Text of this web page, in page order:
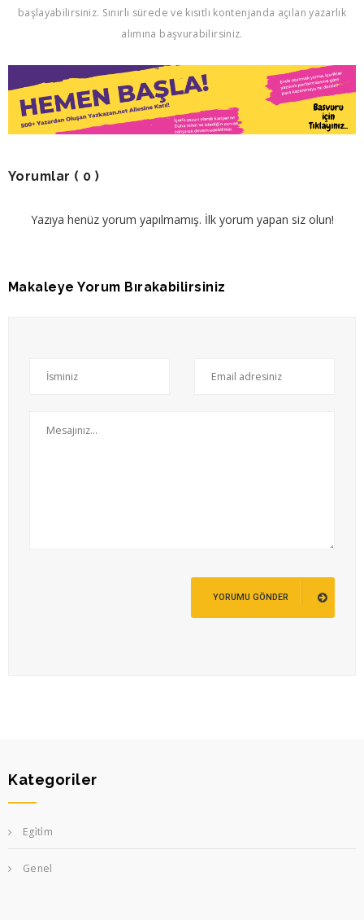
başlayabilirsiniz. Sınırlı sürede ve kısıtlı kontenjanda açılan yazarlık
alımına başvurabilirsiniz.
Yorumlar ( 0 )
Yazıya henüz yorum yapılmamış. İlk yorum yapan siz olun!
Makaleye Yorum Bırakabilirsiniz
YORUMU GÖNDER
Kategoriler
Egi̇ti̇m
Genel